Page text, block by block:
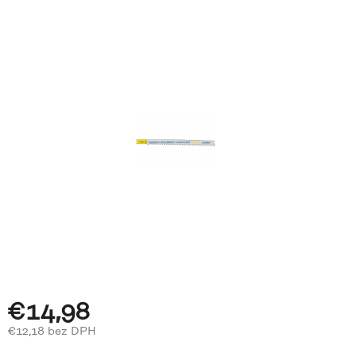
€14,98
€12,18 bez DPH